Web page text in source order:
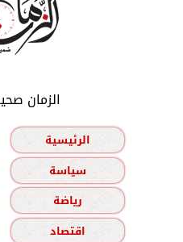
الزمان
الرئيسية
سياسة
رياضة
اقتصاد